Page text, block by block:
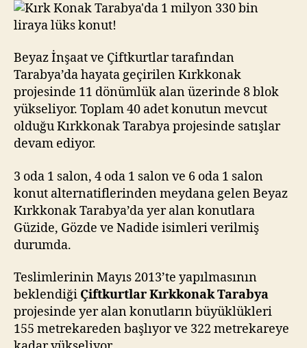
konut!
Beyaz İnşaat ve Çiftkurtlar tarafından
Tarabya’da hayata geçirilen Kırkkonak
projesinde 11 dönümlük alan üzerinde 8 blok
yükseliyor. Toplam 40 adet konutun mevcut
olduğu Kırkkonak Tarabya projesinde satışlar
devam ediyor.
3 oda 1 salon, 4 oda 1 salon ve 6 oda 1 salon
konut alternatiflerinden meydana gelen Beyaz
Kırkkonak Tarabya’da yer alan konutlara
Güzide, Gözde ve Nadide isimleri verilmiş
durumda.
Teslimlerinin Mayıs 2013’te yapılmasının
beklendiği Çiftkurtlar Kırkkonak Tarabya
projesinde yer alan konutların büyüklükleri
155 metrekareden başlıyor ve 322 metrekareye